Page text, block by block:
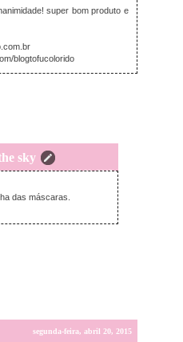
super bom produto e
blogtofucolorido
sky
segunda-feira, abril 20, 2015
das máscaras.
segunda-feira, abril 20, 2015